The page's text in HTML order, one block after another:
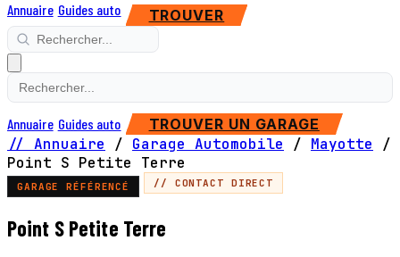
Annuaire Guides auto TROUVER
Annuaire Guides auto TROUVER UN GARAGE
// Annuaire / Garage Automobile / Mayotte
/
Point S Petite Terre
GARAGE RÉFÉRENCÉ // CONTACT DIRECT
Point S Petite Terre